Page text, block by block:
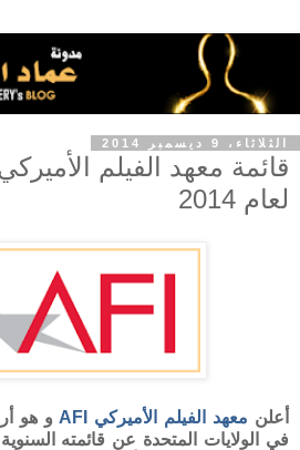
الثلاثاء، 9 ديسمبر 2014
لعام 2014
أعلن معهد الفيلم الأميركي AFI و هو
في الولايات المتحدة عن قائمته